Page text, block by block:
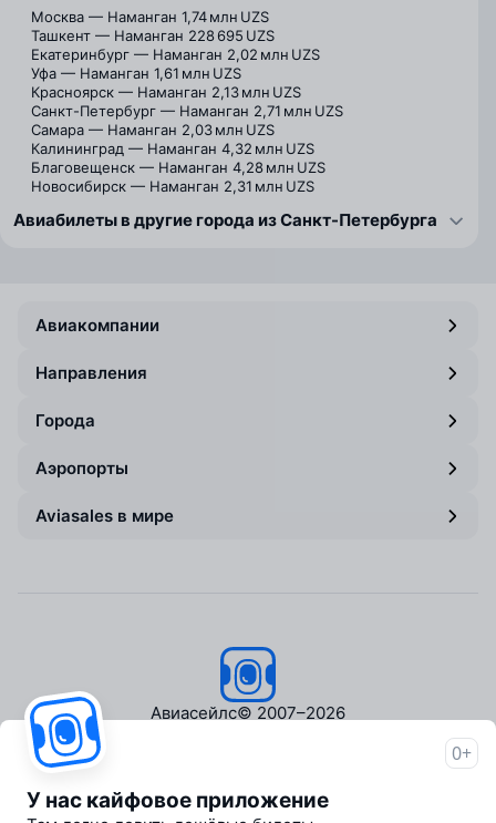
Москва — Наманган 1,74 млн UZS
Ташкент — Наманган 228 695 UZS
Екатеринбург — Наманган 2,02 млн UZS
Уфа — Наманган 1,61 млн UZS
Красноярск — Наманган 2,13 млн UZS
Санкт-Петербург — Наманган 2,71 млн UZS
Самара — Наманган 2,03 млн UZS
Калининград — Наманган 4,32 млн UZS
Благовещенск — Наманган 4,28 млн UZS
Новосибирск — Наманган 2,31 млн UZS
Авиабилеты в другие города из Санкт-Петербурга
Авиакомпании
Направления
Города
Аэропорты
Aviasales в мире
Авиасейлс© 2007–2026
Пресс‑центр
Travelpayouts
0+
У нас кайфовое приложение